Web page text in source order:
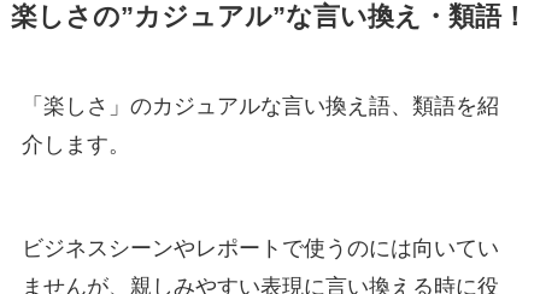
楽しさの”カジュアル”な言い換え・類語！
「楽しさ」のカジュアルな言い換え語、類語を紹
介します。
ビジネスシーンやレポートで使うのには向いてい
ませんが、親しみやすい表現に言い換える時に役